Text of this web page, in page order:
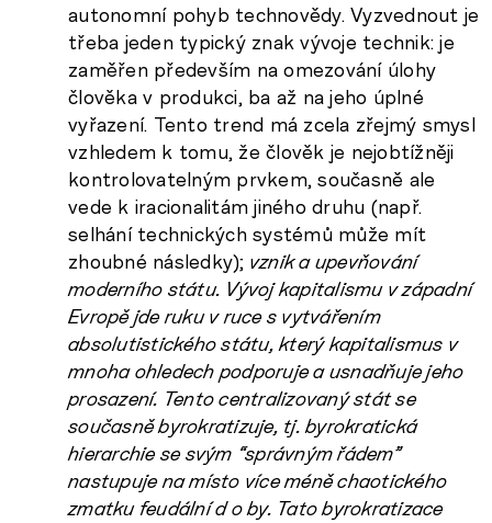
autonomní pohyb technovědy. Vyzvednout je
třeba jeden typický znak vývoje technik: je
zaměřen především na omezování úlohy
člověka v produkci, ba až na jeho úplné
vyřazení. Tento trend má zcela zřejmý smysl
vzhledem k tomu, že člověk je nejobtížněji
kontrolovatelným prvkem, současně ale
vede k iracionalitám jiného druhu (např.
selhání technických systémů může mít
zhoubné následky); vznik a upevňování
moderního státu. Vývoj kapitalismu v západní
Evropě jde ruku v ruce s vytvářením
absolutistického státu, který kapitalismus v
mnoha ohledech podporuje a usnadňuje jeho
prosazení. Tento centralizovaný stát se
současně byrokratizuje, tj. byrokratická
hierarchie se svým “správným řádem”
nastupuje na místo více méně chaotického
zmatku feudální d o by. Tato byrokratizace